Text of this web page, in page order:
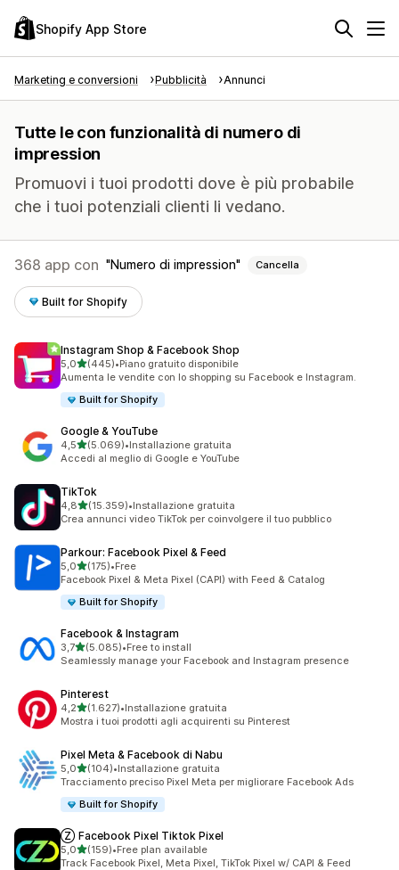
Shopify App Store
Marketing e conversioni Pubblicità Annunci
Tutte le con funzionalità di numero di
impression
Promuovi i tuoi prodotti dove è più probabile
che i tuoi potenziali clienti li vedano.
368 app con Numero di impression Cancella
Built for Shopify
Instagram Shop & Facebook Shop
5,0stelle su 5
(445)
445 recensioni totali
•Piano gratuito disponibile
Aumenta le vendite con lo shopping su Facebook e Instagram.
Built for Shopify
Google & YouTube
4,5stelle su 5
(5.069)
5069 recensioni totali
•Installazione gratuita
Accedi al meglio di Google e YouTube
TikTok
4,8stelle su 5
(15.359)
15359 recensioni totali
•Installazione gratuita
Crea annunci video TikTok per coinvolgere il tuo pubblico
Parkour: Facebook Pixel & Feed
5,0stelle su 5
(175)
175 recensioni totali
•Free
Facebook Pixel & Meta Pixel (CAPI) with Feed & Catalog
Built for Shopify
Facebook & Instagram
3,7stelle su 5
(5.085)
5085 recensioni totali
•Free to install
Seamlessly manage your Facebook and Instagram presence
Pinterest
4,2stelle su 5
(1.627)
1627 recensioni totali
•Installazione gratuita
Mostra i tuoi prodotti agli acquirenti su Pinterest
Pixel Meta & Facebook di Nabu
5,0stelle su 5
(104)
104 recensioni totali
•Installazione gratuita
Tracciamento preciso Pixel Meta per migliorare Facebook Ads
Built for Shopify
Ⓩ Facebook Pixel Tiktok Pixel
5,0stelle su 5
(159)
159 recensioni totali
•Free plan available
Track Facebook Pixel, Meta Pixel, TikTok Pixel w/ CAPI & Feed